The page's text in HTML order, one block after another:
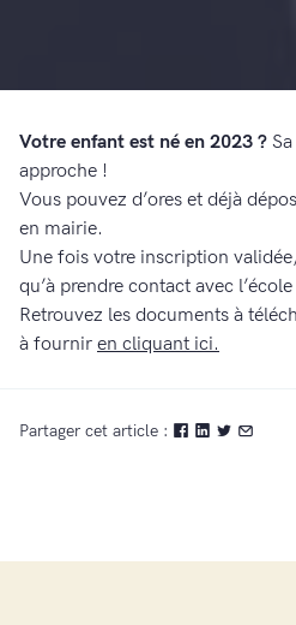
Votre enfant est né en 2023 ?
approche !
Vous pouvez d’ores et déjà
en mairie.
Une fois votre inscription
qu’à prendre contact avec
Retrouvez les documents à
à fournir en cliquant ici.
Partager cet article :